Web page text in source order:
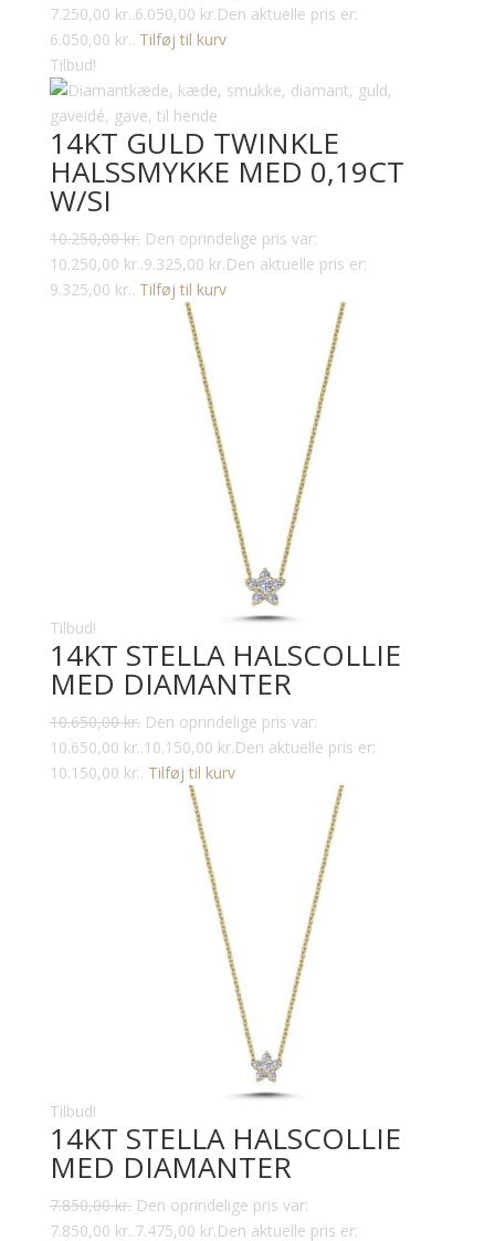
7.250,00 kr..6.050,00 kr.Den aktuelle pris er:
6.050,00 kr.. Tilføj til kurv
Tilbud!
14KT GULD TWINKLE
HALSSMYKKE MED 0,19CT
W/SI
10.250,00kr. Den oprindelige pris var:
10.250,00 kr..9.325,00 kr.Den aktuelle pris er:
9.325,00 kr.. Tilføj til kurv
Tilbud!
14KT STELLA HALSCOLLIE
MED DIAMANTER
10.650,00kr. Den oprindelige pris var:
10.650,00 kr..10.150,00 kr.Den aktuelle pris er:
10.150,00 kr.. Tilføj til kurv
Tilbud!
14KT STELLA HALSCOLLIE
MED DIAMANTER
7.850,00kr. Den oprindelige pris var:
7.850,00 kr..7.475,00 kr.Den aktuelle pris er: